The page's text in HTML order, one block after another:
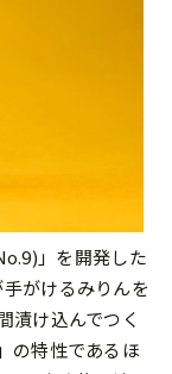
」を開発した
がけるみりんを
漬け込んでつく
の特性であるほ